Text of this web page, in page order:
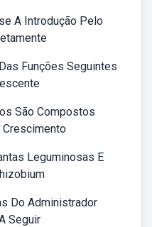
A Introdução Pelo
Funções Seguintes
São Compostos
Leguminosas E
Do Administrador
Seguir